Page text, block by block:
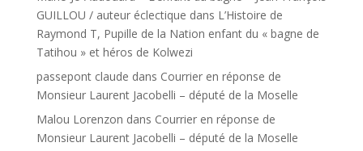
GUILLOU / auteur éclectique dans L’Histoire de
Raymond T, Pupille de la Nation enfant du « bagne de
Tatihou » et héros de Kolwezi
passepont claude dans Courrier en réponse de
Monsieur Laurent Jacobelli – député de la Moselle
Malou Lorenzon dans Courrier en réponse de
Monsieur Laurent Jacobelli – député de la Moselle